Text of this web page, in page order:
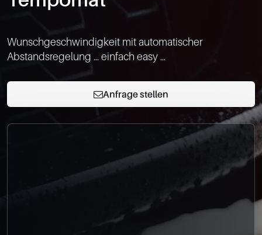
Standorte
Kontakt
info@bimmer-manufaktur.de
Wunschgeschwindigkeit mit automatischer
Abstandsregelung ... einfach easy ...
Anfrage stellen